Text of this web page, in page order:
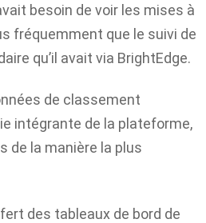
besoin de voir les mises à
fréquemment que le suivi de
qu’il avait via BrightEdge.
de classement
intégrante de la plateforme,
de la manière la plus
des tableaux de bord de